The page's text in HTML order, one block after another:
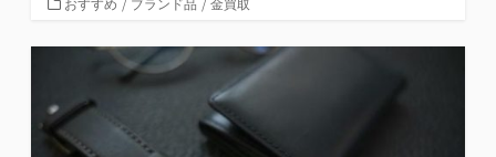
ゴ
おすすめ / ブランド品 / 金買取